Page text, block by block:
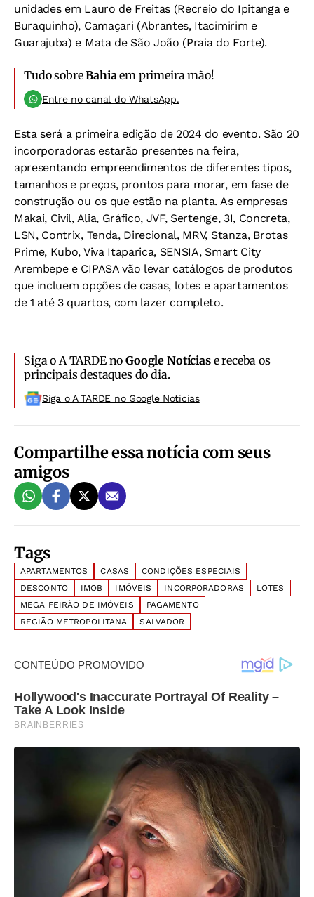
unidades em Lauro de Freitas (Recreio do Ipitanga e
Buraquinho), Camaçari (Abrantes, Itacimirim e
Guarajuba) e Mata de São João (Praia do Forte).
Tudo sobreBahiaem primeira mão!
Entre no canal do WhatsApp.
Esta será a primeira edição de 2024 do evento. São 20
incorporadoras estarão presentes na feira,
apresentando empreendimentos de diferentes tipos,
tamanhos e preços, prontos para morar, em fase de
construção ou os que estão na planta. As empresas
Makai, Civil, Alia, Gráfico, JVF, Sertenge, 3I, Concreta,
LSN, Contrix, Tenda, Direcional, MRV, Stanza, Brotas
Prime, Kubo, Viva Itaparica, SENSIA, Smart City
Arembepe e CIPASA vão levar catálogos de produtos
que incluem opções de casas, lotes e apartamentos
de 1 até 3 quartos, com lazer completo.
Siga o A TARDE noGoogle Notíciase receba os
principais destaques do dia.
Siga o A TARDE no Google Noticias
Compartilhe essa notícia com seus
amigos
Tags
APARTAMENTOS CASAS
CONDIÇÕES ESPECIAIS
DESCONTO
IMOB IMÓVEIS INCORPORADORAS
LOTES
MEGA FEIRÃO DE IMÓVEIS
PAGAMENTO
REGIÃO METROPOLITANA
SALVADOR